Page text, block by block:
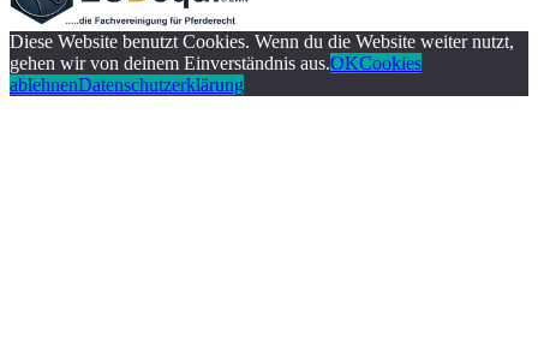
Diese Website benutzt Cookies. Wenn du die Website weiter nutzt,
gehen wir von deinem Einverständnis aus.OKCookies
ablehnenDatenschutzerklärung